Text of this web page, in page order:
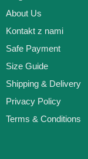
About Us
Kontakt z nami
Safe Payment
Size Guide
Shipping & Delivery
Privacy Policy
Terms & Conditions